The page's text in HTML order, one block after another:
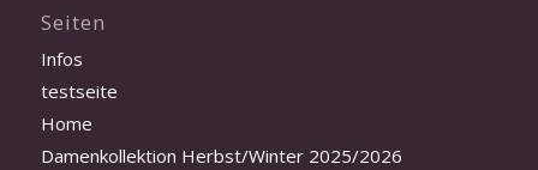
Seiten
Infos
testseite
Home
Damenkollektion Herbst/Winter 2025/2026